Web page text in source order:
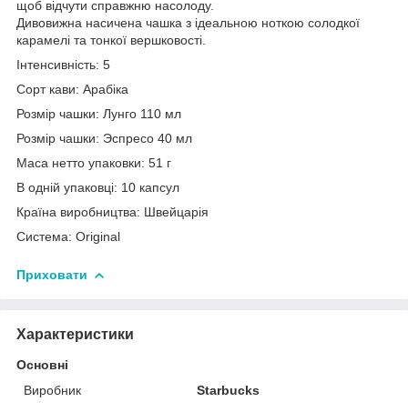
щоб відчути справжню насолоду.
Дивовижна насичена чашка з ідеальною ноткою солодкої
карамелі та тонкої вершковості.
Інтенсивність: 5
Сорт кави: Арабіка
Розмір чашки: Лунго 110 мл
Розмір чашки: Эспресо 40 мл
Маса нетто упаковки: 51 г
В одній упаковці: 10 капсул
Країна виробництва: Швейцарія
Система: Original
Приховати
Характеристики
Основні
Виробник
Starbucks